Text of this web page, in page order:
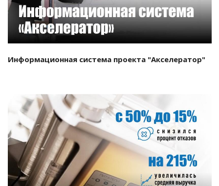
Информационная система проекта "Акселератор"
Смотреть проект